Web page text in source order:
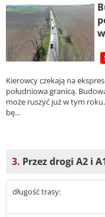
Kierowcy czekają na
południowa granicą.
może ruszyć już w tym
bę...
3. Przez drogi A2 i
długość trasy: